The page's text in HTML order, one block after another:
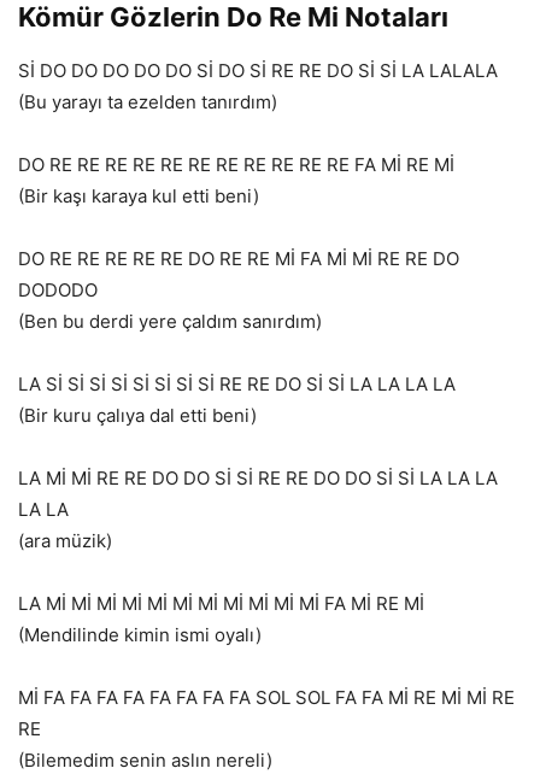
Kömür Gözlerin Do Re Mi Notaları
Sİ DO DO DO DO DO Sİ DO Sİ RE RE DO Sİ Sİ LA LALALA
(Bu yarayı ta ezelden tanırdım)
DO RE RE RE RE RE RE RE RE RE RE RE FA Mİ RE Mİ
(Bir kaşı karaya kul etti beni)
DO RE RE RE RE RE DO RE RE Mİ FA Mİ Mİ RE RE DO
DODODO
(Ben bu derdi yere çaldım sanırdım)
LA Sİ Sİ Sİ Sİ Sİ Sİ Sİ Sİ RE RE DO Sİ Sİ LA LA LA LA
(Bir kuru çalıya dal etti beni)
LA Mİ Mİ RE RE DO DO Sİ Sİ RE RE DO DO Sİ Sİ LA LA LA
LA LA
(ara müzik)
LA Mİ Mİ Mİ Mİ Mİ Mİ Mİ Mİ Mİ Mİ Mİ FA Mİ RE Mİ
(Mendilinde kimin ismi oyalı)
Mİ FA FA FA FA FA FA FA FA SOL SOL FA FA Mİ RE Mİ Mİ RE
RE
(Bilemedim senin aslın nereli)